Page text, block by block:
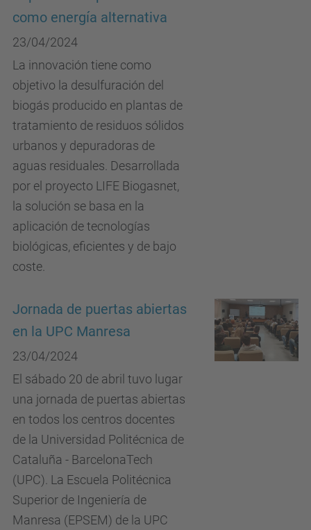
como energía alternativa
23/04/2024
La innovación tiene como
objetivo la desulfuración del
biogás producido en plantas de
tratamiento de residuos sólidos
urbanos y depuradoras de
aguas residuales. Desarrollada
por el proyecto LIFE Biogasnet,
la solución se basa en la
aplicación de tecnologías
biológicas, eficientes y de bajo
coste.
Jornada de puertas abiertas
en la UPC Manresa
23/04/2024
El sábado 20 de abril tuvo lugar
una jornada de puertas abiertas
en todos los centros docentes
de la Universidad Politécnica de
Cataluña - BarcelonaTech
(UPC). La Escuela Politécnica
Superior de Ingeniería de
Manresa (EPSEM) de la UPC